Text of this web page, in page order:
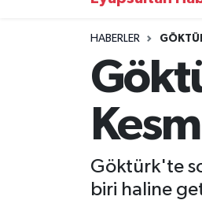
HABERLER
Göktürk'te
biri haline
GÖKTÜRK
Tüm Manşetler
Son Dakika Haberleri